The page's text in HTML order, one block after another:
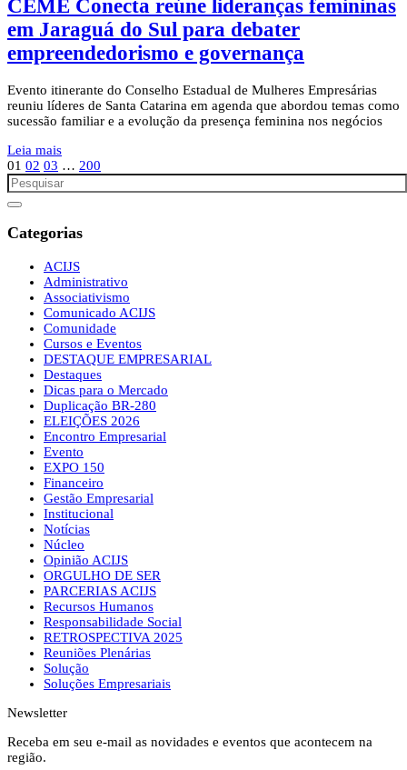
CEME Conecta reúne lideranças femininas
em Jaraguá do Sul para debater
empreendedorismo e governança
Evento itinerante do Conselho Estadual de Mulheres Empresárias
reuniu líderes de Santa Catarina em agenda que abordou temas como
sucessão familiar e a evolução da presença feminina nos negócios
Leia mais
01 02 03 … 200
Categorias
ACIJS
Administrativo
Associativismo
Comunicado ACIJS
Comunidade
Cursos e Eventos
DESTAQUE EMPRESARIAL
Destaques
Dicas para o Mercado
Duplicação BR-280
ELEIÇÕES 2026
Encontro Empresarial
Evento
EXPO 150
Financeiro
Gestão Empresarial
Institucional
Notícias
Núcleo
Opinião ACIJS
ORGULHO DE SER
PARCERIAS ACIJS
Recursos Humanos
Responsabilidade Social
RETROSPECTIVA 2025
Reuniões Plenárias
Solução
Soluções Empresariais
Newsletter
Receba em seu e-mail as novidades e eventos que acontecem na
região.